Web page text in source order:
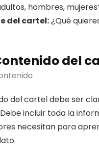
hombres,
del cartel:¿Qué
del
del cartel debe ser
incluir toda la
necesitan para